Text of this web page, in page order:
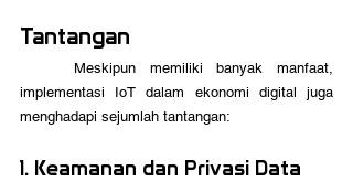
Tantangan
implementasi IoT dalam ekonomi digital juga
menghadapi sejumlah tantangan:
1. Keamanan dan Privasi Data